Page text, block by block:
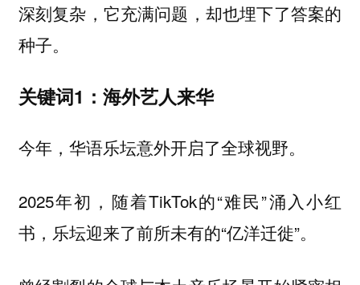
深刻复杂，它充满问题，却也埋下了答案的
种子。
关键词1：海外艺人来华
今年，华语乐坛意外开启了全球视野。
2025年初，随着TikTok的“难民”涌入小红
书，乐坛迎来了前所未有的“亿洋迁徙”。